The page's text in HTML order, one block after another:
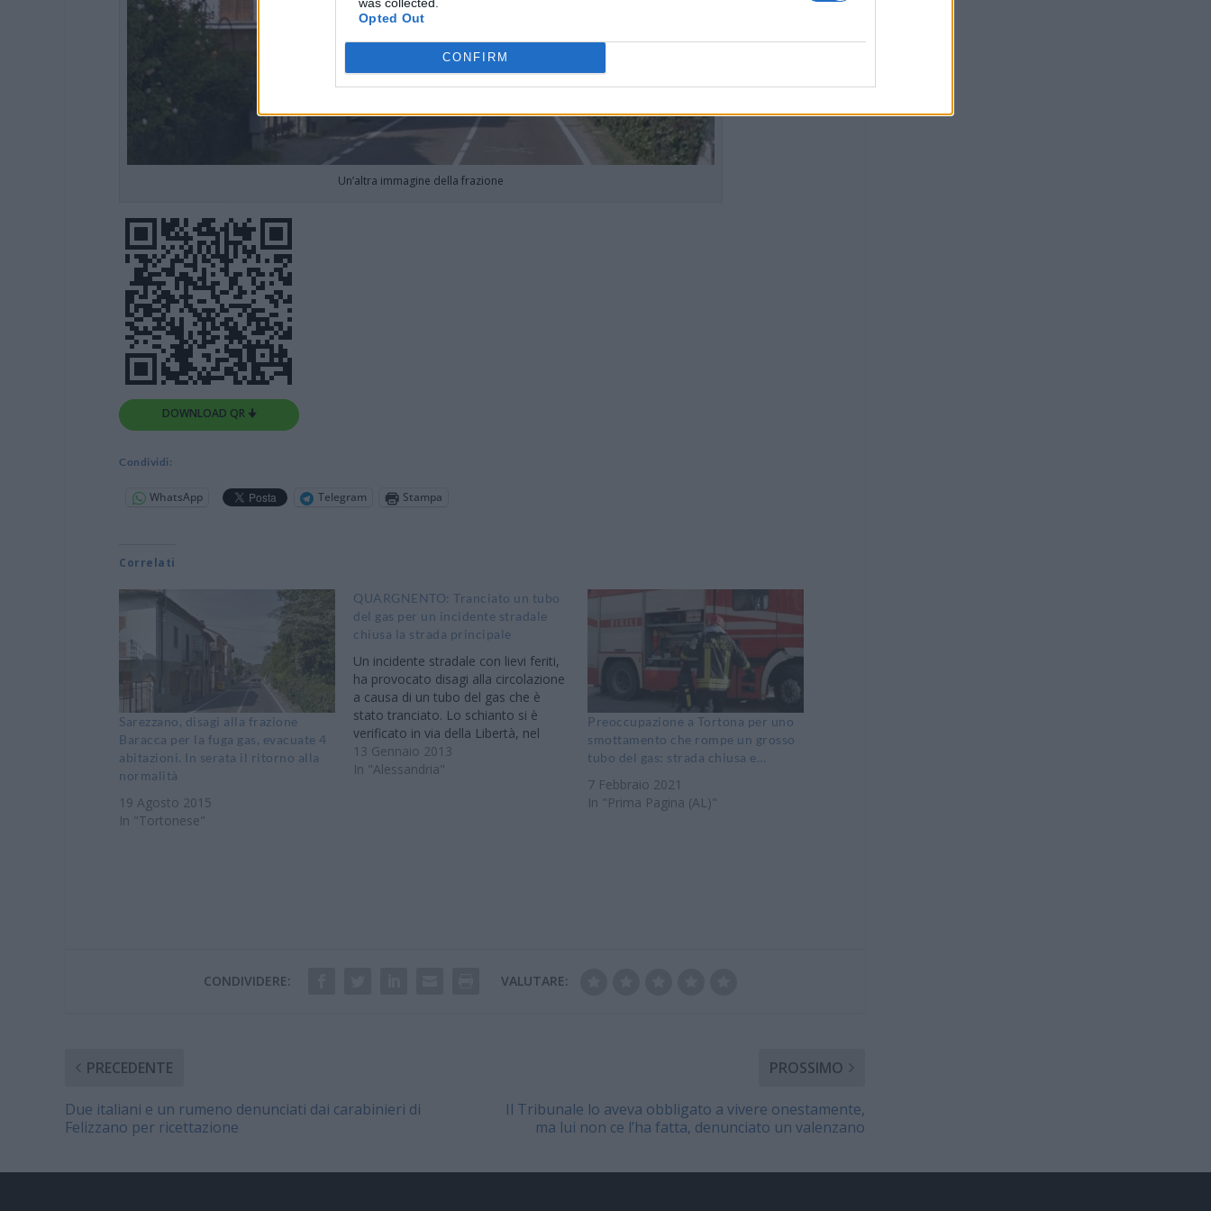
Opted Out
CONFIRM
Un’altra immagine della frazione
DOWNLOAD QR 🠋
Condividi:
WhatsApp Telegram Stampa
Correlati
Sarezzano, disagi alla frazione
Baracca per la fuga gas, evacuate 4
abitazioni. In serata il ritorno alla
normalità
19 Agosto 2015
In "Tortonese"
QUARGNENTO: Tranciato un tubo
del gas per un incidente stradale
chiusa la strada principale
Un incidente stradale con lievi feriti,
ha provocato disagi alla circolazione
a causa di un tubo del gas che è
stato tranciato. Lo schianto si è
verificato in via della Libertà, nel
tardo pomeriggio di domenica: sul
posto sono interventi i Vigili del fuco
13 Gennaio 2013
In "Alessandria"
Preoccupazione a Tortona per uno
smottamento che rompe un grosso
tubo del gas: strada chiusa e…
7 Febbraio 2021
In "Prima Pagina (AL)"
CONDIVIDERE: VALUTARE:
PRECEDENTE
Due italiani e un rumeno denunciati dai carabinieri di
Felizzano per ricettazione
PROSSIMO
Il Tribunale lo aveva obbligato a vivere onestamente,
ma lui non ce l’ha fatta, denunciato un valenzano